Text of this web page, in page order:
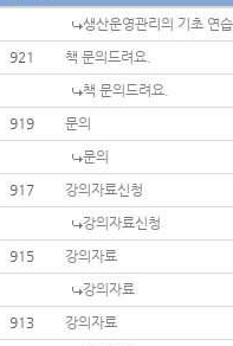
생산운영관리의 기초 연
921
책 문의드려요.
책 문의드려요.
919
문의
문의
917
강의자료신청
강의자료신청
915
강의자료
강의자료
913
강의자료